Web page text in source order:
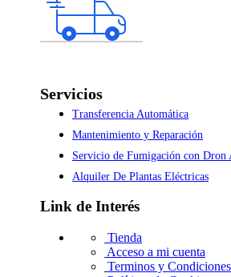
Servicios
Transferencia Automática
Mantenimiento y Reparación
Servicio de Fumigación con Dron
Alquiler De Plantas Eléctricas
Link de Interés
Tienda
Acceso a mi cuenta
Terminos y Condiciones